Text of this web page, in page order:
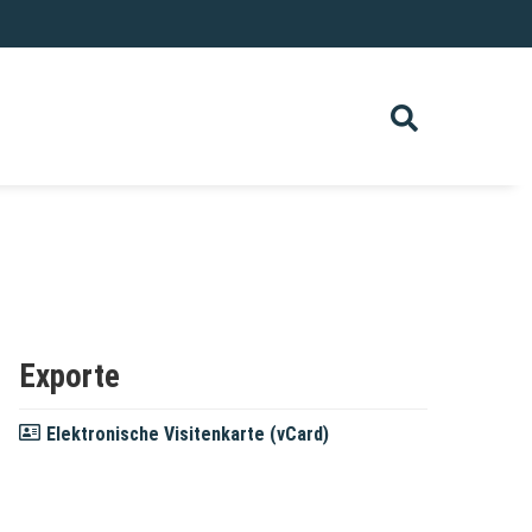
Exporte
Elektronische Visitenkarte (vCard)